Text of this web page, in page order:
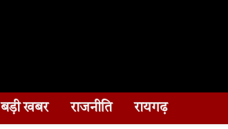
बड़ी खबर राजनीति रायगढ़